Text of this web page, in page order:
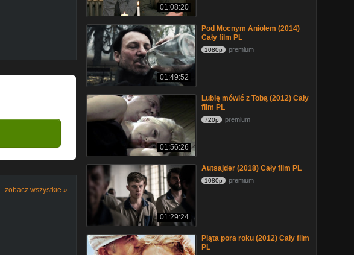
zobacz wszystkie »
01:08:20
01:49:52
Pod Mocnym Aniołem (2014)
Cały film PL
1080p premium
01:56:26
Lubię mówić z Tobą (2012) Cały
film PL
720p premium
01:29:24
Autsajder (2018) Cały film PL
1080p premium
Piąta pora roku (2012) Cały film
PL